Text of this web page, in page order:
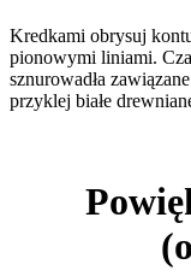
Kredkami obrysuj
pionowymi liniami.
sznurowadła
przyklej białe